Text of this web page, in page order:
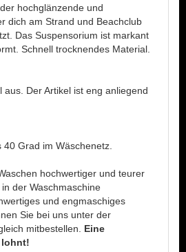
hochglänzende und
dich am Strand und Beachclub
Das Suspensorium ist markant
Schnell trocknendes Material.
aus. Der Artikel ist eng anliegend
Grad im Wäschenetz.
hochwertiger und teurer
der Waschmaschine
und engmaschiges
Sie bei uns unter der
mitbestellen. Eine